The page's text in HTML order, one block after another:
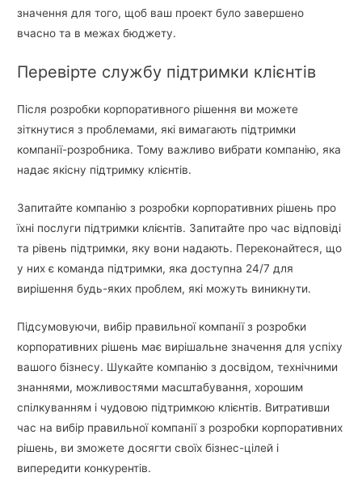
значення для того, щоб ваш проект було завершено
вчасно та в межах бюджету.
Перевірте службу підтримки клієнтів
Після розробки корпоративного рішення ви можете
зіткнутися з проблемами, які вимагають підтримки
компанії-розробника. Тому важливо вибрати компанію, яка
надає якісну підтримку клієнтів.
Запитайте компанію з розробки корпоративних рішень про
їхні послуги підтримки клієнтів. Запитайте про час відповіді
та рівень підтримки, яку вони надають. Переконайтеся, що
у них є команда підтримки, яка доступна 24/7 для
вирішення будь-яких проблем, які можуть виникнути.
Підсумовуючи, вибір правильної компанії з розробки
корпоративних рішень має вирішальне значення для успіху
вашого бізнесу. Шукайте компанію з досвідом, технічними
знаннями, можливостями масштабування, хорошим
спілкуванням і чудовою підтримкою клієнтів. Витративши
час на вибір правильної компанії з розробки корпоративних
рішень, ви зможете досягти своїх бізнес-цілей і
випередити конкурентів.